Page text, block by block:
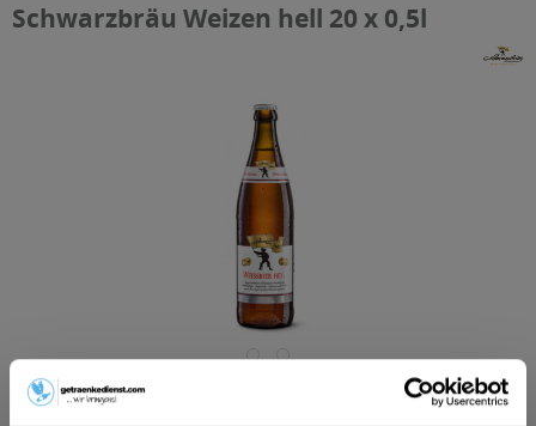
Schwarzbräu Weizen hell 20 x 0,5l
ab 17,99 € *